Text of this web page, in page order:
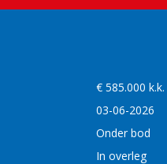
€ 585.000 k.k.
03-06-2026
Onder bod
In overleg